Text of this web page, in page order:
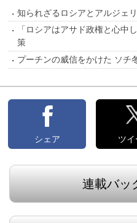
知られざるロシアとアルジェ
「ロシアはアサド政権と心中
策
プーチンの威信をかけた ソチ
シェア ツイ
連載バッ